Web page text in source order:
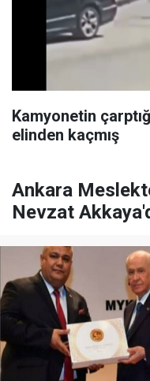
Kamyonetin
elinden kaçmış
Ankara
Nevzat